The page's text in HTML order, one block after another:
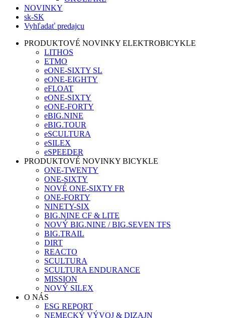
NOVINKY
sk-SK
Vyhľadať predajcu
PRODUKTOVÉ NOVINKY ELEKTROBICYKLE
LITHOS
ETMO
eONE-SIXTY SL
eONE-EIGHTY
eFLOAT
eONE-SIXTY
eONE-FORTY
eBIG.NINE
eBIG.TOUR
eSCULTURA
eSILEX
eSPEEDER
PRODUKTOVÉ NOVINKY BICYKLE
ONE-TWENTY
ONE-SIXTY
NOVÉ ONE-SIXTY FR
ONE-FORTY
NINETY-SIX
BIG.NINE CF & LITE
NOVÝ BIG.NINE / BIG.SEVEN TFS
BIG.TRAIL
DIRT
REACTO
SCULTURA
SCULTURA ENDURANCE
MISSION
NOVÝ SILEX
O NÁS
ESG REPORT
NEMECKÝ VÝVOJ & DIZAJN